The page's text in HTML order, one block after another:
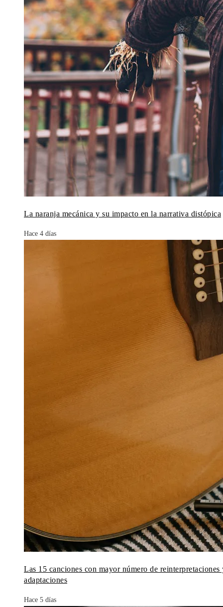
La naranja mecánica y su impacto en la narrativa distópica
Hace 4 días
Las 15 canciones con mayor número de reinterpretaciones
adaptaciones
Hace 5 días